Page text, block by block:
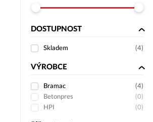
DOSTUPNOST
Skladem (4)
VÝROBCE
Bramac (4)
Betonpres
(0)
HPI
(0)